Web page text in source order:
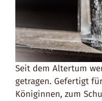
Seit dem Altertum
getragen. Gefertigt
Königinnen, zum